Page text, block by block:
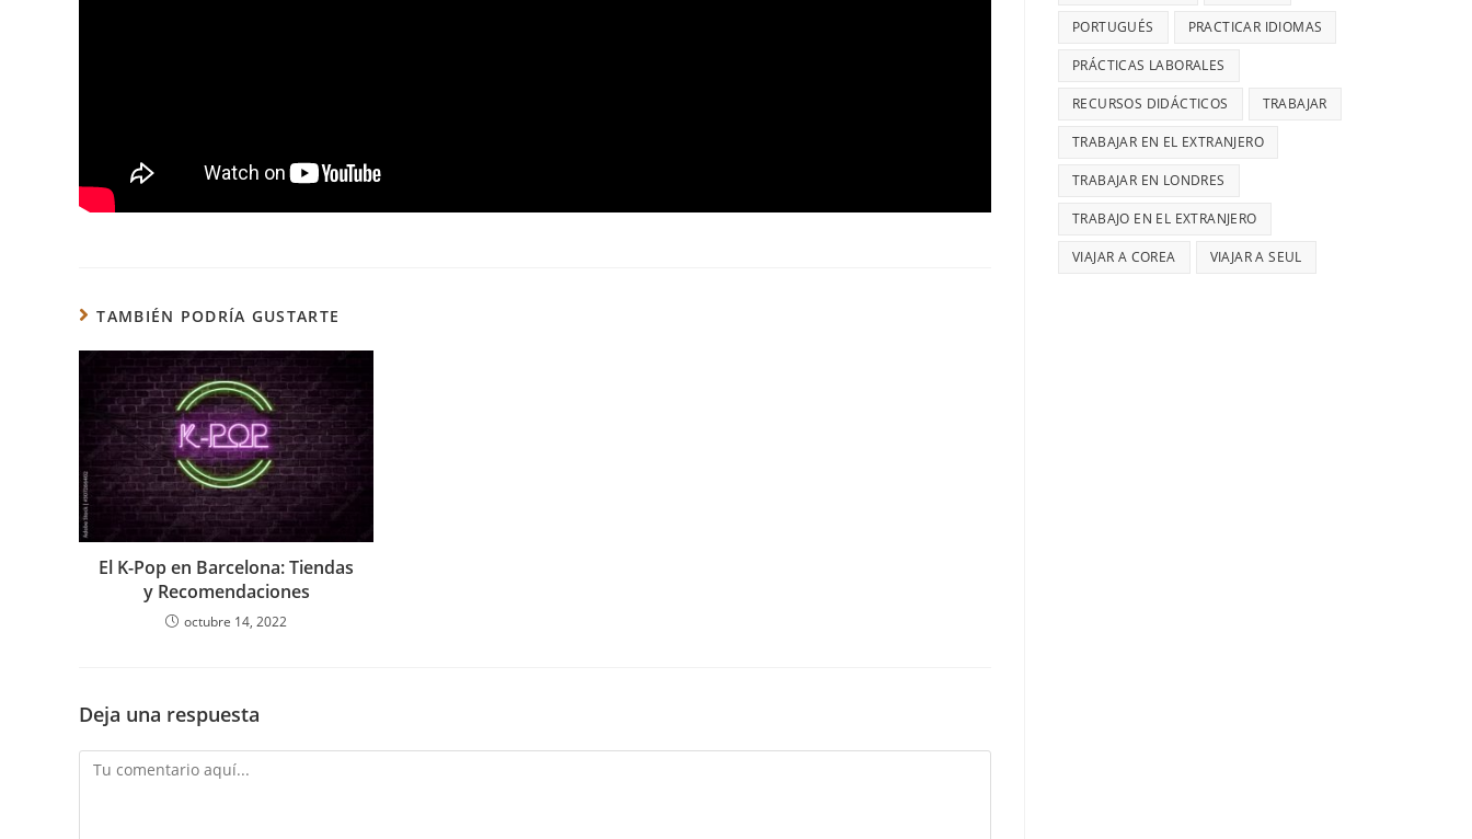
TAMBIÉN PODRÍA GUSTARTE
El K-Pop en Barcelona: Tiendas
y Recomendaciones
octubre 14, 2022
Deja una respuesta
Comentario
PORTUGUÉS PRACTICAR IDIOMAS
PRÁCTICAS LABORALES
RECURSOS DIDÁCTICOS TRABAJAR
TRABAJAR EN EL EXTRANJERO
TRABAJAR EN LONDRES
TRABAJO EN EL EXTRANJERO
VIAJAR A COREA VIAJAR A SEUL